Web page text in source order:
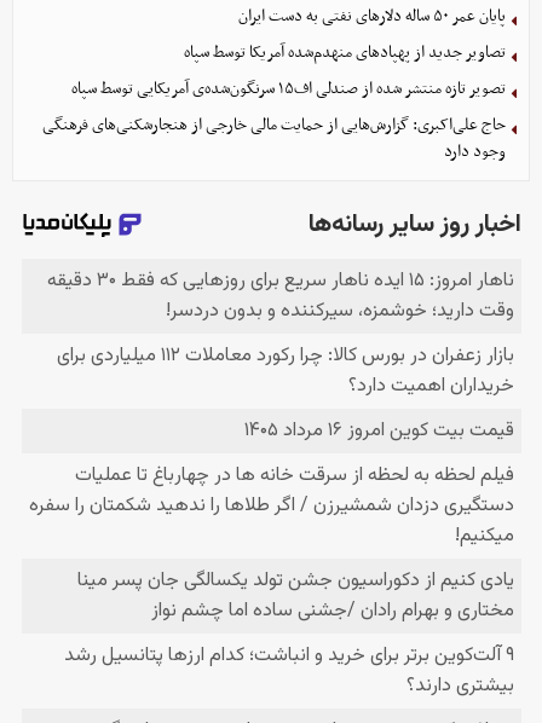
پایان عمر ۵۰ ساله دلارهای نفتی به دست ایران
تصاویر جدید از پهپادهای منهدم‌شده آمریکا توسط سپاه
تصویر تازه منتشر شده از صندلی اف۱۵ سرنگون‌شده‌ی آمریکایی توسط سپاه
حاج علی‌اکبری: گزارش‌هایی از حمایت مالی خارجی از هنجارشکنی‌های فرهنگی
وجود دارد